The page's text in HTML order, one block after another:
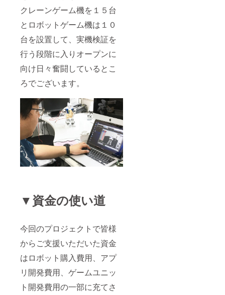
クレーンゲーム機を１５台
とロボットゲーム機は１０
台を設置して、実機検証を
行う段階に入りオープンに
向け日々奮闘しているとこ
ろでございます。
▼資金の使い道
今回のプロジェクトで皆様
からご支援いただいた資金
はロボット購入費用、アプ
リ開発費用、ゲームユニッ
ト開発費用の一部に充てさ